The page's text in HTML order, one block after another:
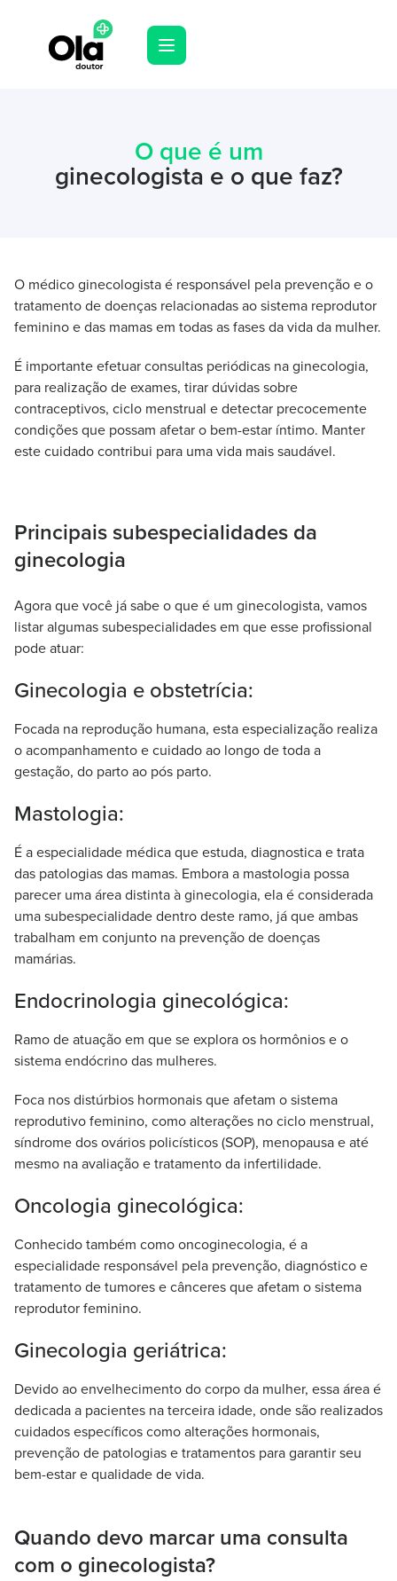
O que é um
ginecologista e o que faz?
O médico ginecologista é responsável pela prevenção e o
tratamento de doenças relacionadas ao sistema reprodutor
feminino e das mamas em todas as fases da vida da mulher.
É importante efetuar consultas periódicas na ginecologia,
para realização de exames, tirar dúvidas sobre
contraceptivos, ciclo menstrual e detectar precocemente
condições que possam afetar o bem-estar íntimo. Manter
este cuidado contribui para uma vida mais saudável.
Principais subespecialidades da
ginecologia
Agora que você já sabe o que é um ginecologista, vamos
listar algumas subespecialidades em que esse profissional
pode atuar:
Ginecologia e obstetrícia:
Focada na reprodução humana, esta especialização realiza
o acompanhamento e cuidado ao longo de toda a
gestação, do parto ao pós parto.
Mastologia:
É a especialidade médica que estuda, diagnostica e trata
das patologias das mamas. Embora a mastologia possa
parecer uma área distinta à ginecologia, ela é considerada
uma subespecialidade dentro deste ramo, já que ambas
trabalham em conjunto na prevenção de doenças
mamárias.
Endocrinologia ginecológica:
Ramo de atuação em que se explora os hormônios e o
sistema endócrino das mulheres.
Foca nos distúrbios hormonais que afetam o sistema
reprodutivo feminino, como alterações no ciclo menstrual,
síndrome dos ovários policísticos (SOP), menopausa e até
mesmo na avaliação e tratamento da infertilidade.
Oncologia ginecológica:
Conhecido também como oncoginecologia, é a
especialidade responsável pela prevenção, diagnóstico e
tratamento de tumores e cânceres que afetam o sistema
reprodutor feminino.
Ginecologia geriátrica:
Devido ao envelhecimento do corpo da mulher, essa área é
dedicada a pacientes na terceira idade, onde são realizados
cuidados específicos como alterações hormonais,
prevenção de patologias e tratamentos para garantir seu
bem-estar e qualidade de vida.
Quando devo marcar uma consulta
com o ginecologista?